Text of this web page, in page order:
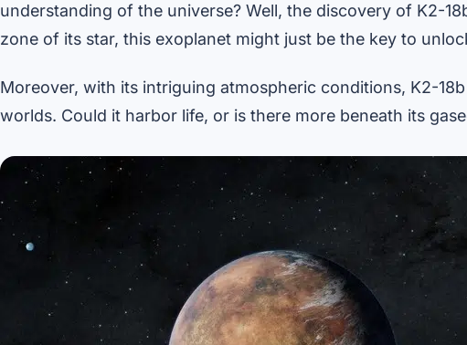
understanding of the universe? Well, the discovery of K2-
zone of its star, this exoplanet might just be the key to
Moreover, with its intriguing atmospheric conditions, K2-
worlds. Could it harbor life, or is there more beneath its